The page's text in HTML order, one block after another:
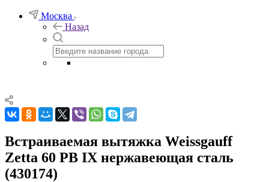
Москва
Назад
Встраиваемая вытяжка Weissgauff
Zetta 60 PB IX нержавеющая сталь
(430174)